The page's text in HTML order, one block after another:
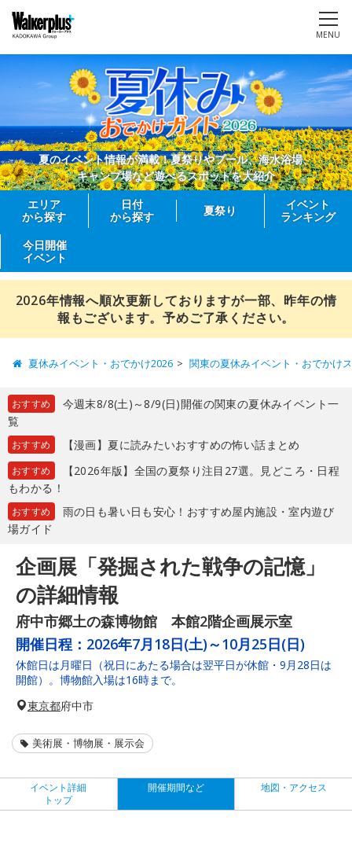
MENU
夏のイベント情報が満載！夏祭りやプール、海水浴場、
キャンプ場など遊べるスポットを大紹介
エリア
から探す
日付
から探す
夏祭り
イベント
ランキング
今日開催
イベント
2026年情報へ順次更新しておりますが一部、昨年の情
報もございます。予めご了承ください。
夏休みイベント・おでかけ2026 関東の夏休みイベント・おでかけ
おすすめ
今週末8/8(土)～8/9(日)開催の関東の夏休みイベント一
覧
おすすめ 【漫画】夏に読みたいおすすめの怖い話まとめ
おすすめ
【2026年版】全国の夏祭り注目27選。見どころ・日程
もわかる！
おすすめ
雨の日も暑い日も安心！おすすめ屋内施設・室内遊び
場ガイド
企画展「発掘された戦争の記憶」
の詳細情報
府中市郷土の森博物館 本館2階企画展示室
開催日程： 2026年7月18日(土)～10月25日(日)
休館日は月曜日（祝日にあたる場合は翌平日が休館・9月28日は
開館）。博物館入場は16時まで。
東京都府中市
美術展・博物展・展示会
イベント詳細
トップ
開催期間など 地図・アクセス